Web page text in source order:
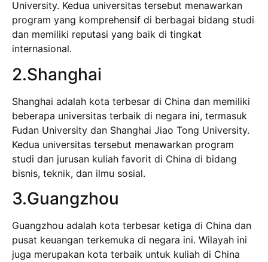
University. Kedua universitas tersebut menawarkan
program yang komprehensif di berbagai bidang studi
dan memiliki reputasi yang baik di tingkat
internasional.
2.Shanghai
Shanghai adalah kota terbesar di China dan memiliki
beberapa universitas terbaik di negara ini, termasuk
Fudan University dan Shanghai Jiao Tong University.
Kedua universitas tersebut menawarkan program
studi dan jurusan kuliah favorit di China di bidang
bisnis, teknik, dan ilmu sosial.
3.Guangzhou
Guangzhou adalah kota terbesar ketiga di China dan
pusat keuangan terkemuka di negara ini. Wilayah ini
juga merupakan kota terbaik untuk kuliah di China